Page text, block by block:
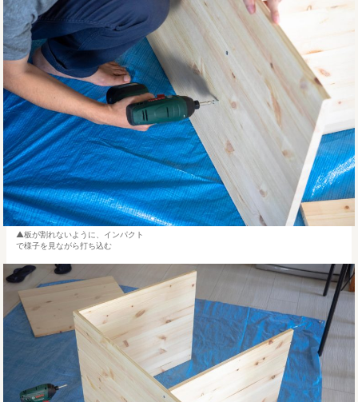
板が割れないように、インパクト
で様子を見ながら打ち込む